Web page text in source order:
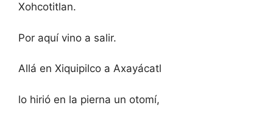
Xohcotitlan.
Por aquí vino a salir.
Allá en Xiquipilco a Axayácatl
lo hirió en la pierna un otomí,